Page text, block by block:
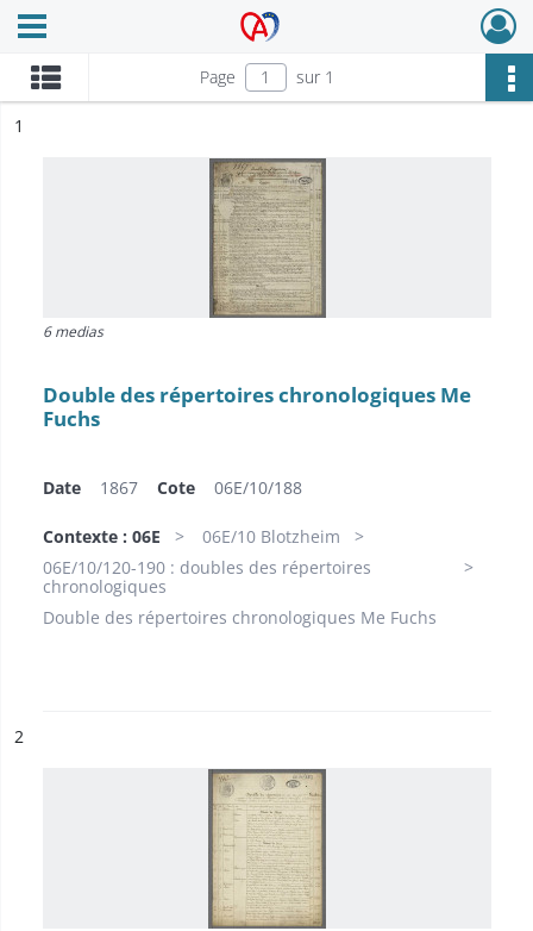
Archives Alsace - Colmar
Ouvrir le menu déroulant
Page sur 1
n°
1
6 medias
Double des répertoires chronologiques Me
Fuchs
Date 1867 Cote 06E/10/188
Contexte : 06E
06E/10 Blotzheim
06E/10/120-190 : doubles des répertoires
chronologiques
Double des répertoires chronologiques Me Fuchs
n°
2